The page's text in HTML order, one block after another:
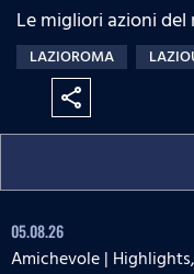
Le migliori azioni
LAZIOROMA
share
05.08.26
Amichevole |